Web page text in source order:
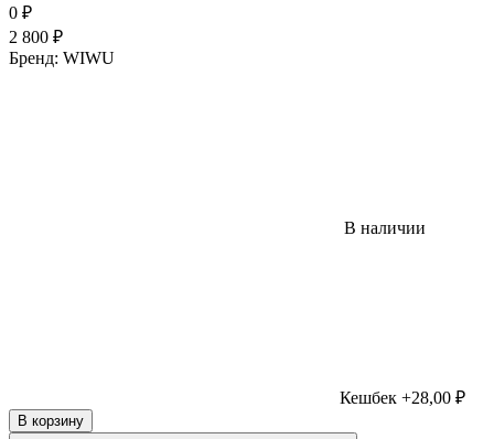
0 ₽
2 800 ₽
Бренд: WIWU
В наличии
Кешбек +28,00 ₽
В корзину